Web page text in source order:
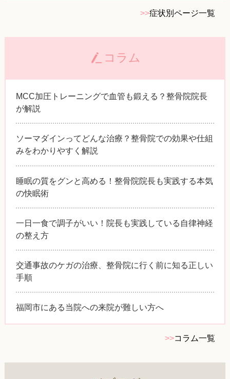
>>症状別ページ一覧
コラム
MCC加圧トレーニングで血管も鍛える？整骨院院長
が解説
ソーマダインってどんな治療？整骨院での効果や仕組
みをわかりやすく解説
睡眠の質をグンと高める！整骨院院長も実践する本気
の快眠術
一日一食で調子がいい！院長も実践している自律神経
の整え方
交通事故のケガの治療、整骨院に行く前に知る正しい
手順
福岡市にある当院への来院が難しい方へ
>>コラム一覧